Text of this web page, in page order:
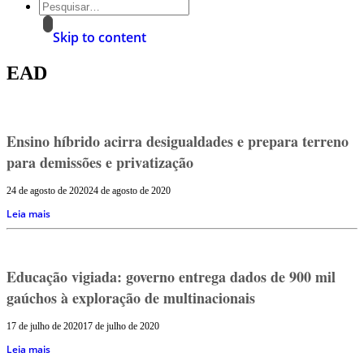
Skip to content
EAD
Ensino híbrido acirra desigualdades e prepara terreno
para demissões e privatização
24 de agosto de 202024 de agosto de 2020
Leia mais
Educação vigiada: governo entrega dados de 900 mil
gaúchos à exploração de multinacionais
17 de julho de 202017 de julho de 2020
Leia mais